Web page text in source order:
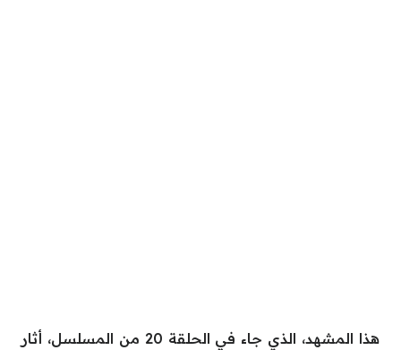
هذا المشهد، الذي جاء في الحلقة 20 من المسلسل، أثار